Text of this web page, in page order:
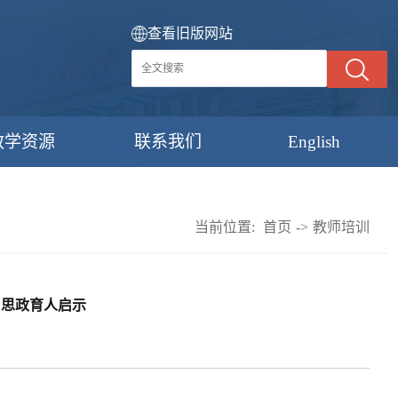
查看旧版网站
学资源 联系我们 English
当前位置: 首页 -> 教师培训
政育人启示